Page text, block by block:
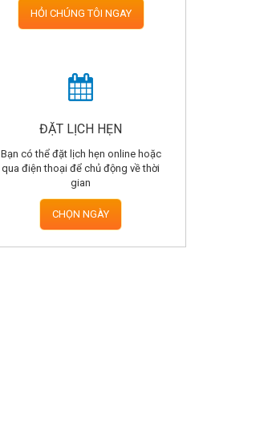
HỎI CHÚNG TÔI NGAY
ĐẶT LỊCH HẸN
Bạn có thể đặt lịch hẹn online hoặc
qua điện thoại để chủ động về thời
gian
CHỌN NGÀY